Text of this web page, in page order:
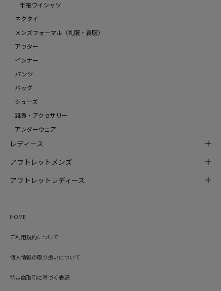
半袖ワイシャツ
ネクタイ
メンズフォーマル（礼服・喪服）
アウター
インナー
パンツ
バッグ
シューズ
雑貨・アクセサリー
アンダーウェア
レディース
アウトレットメンズ
アウトレットレディース
HOME
ご利用規約について
個人情報の取り扱いについて
特定商取引に基づく表記